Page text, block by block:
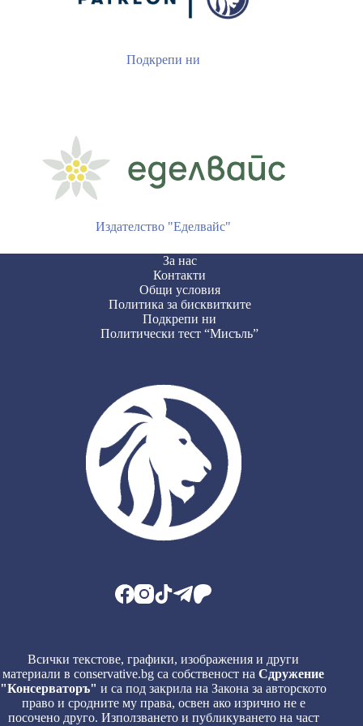
Подкрепи ни
Издателство "Еделвайс"
За нас
Контакти
Общи условия
Политика за бисквитките
Подкрепи ни
Политически тест “Мисъль”
Всички текстове, графики, изображения и други
материали в conservative.bg са собственост наСдружение
"Консерваторъ" и са под закрила на Закона за авторското
право и сродните му права, освен ако изрично не е
посочено друго. Използването и публикуването на част